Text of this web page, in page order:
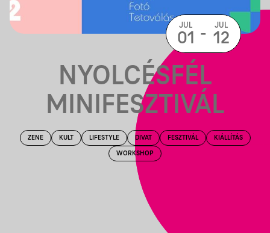
NYOLCÉSFÉL
MINIFESZTIVÁL
ZENE KULT LIFESTYLE DIVAT FESZTIVÁL KIÁLLÍTÁS
WORKSHOP
JUL
01 - JUL
12